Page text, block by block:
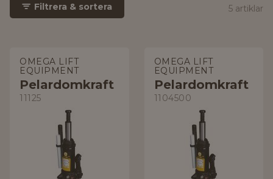
Filtrera & sortera 5 artiklar
OMEGA LIFT
EQUIPMENT
Pelardomkraft
11125
OMEGA LIFT
EQUIPMENT
Pelardomkraft
1104500